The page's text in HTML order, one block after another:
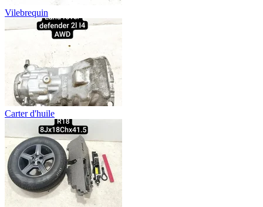
Vilebrequin
Carter d'huile